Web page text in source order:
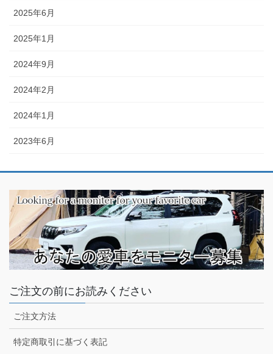
2025年6月
2025年1月
2024年9月
2024年2月
2024年1月
2023年6月
ご注文の前にお読みください
ご注文方法
特定商取引に基づく表記